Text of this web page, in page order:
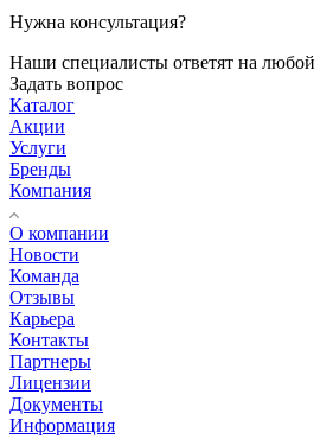
Нужна консультация?
Наши специалисты ответят на
Задать вопрос
Каталог
Акции
Услуги
Бренды
Компания
О компании
Новости
Команда
Отзывы
Карьера
Контакты
Партнеры
Лицензии
Документы
Информация